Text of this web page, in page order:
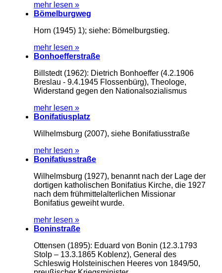
mehr lesen »
Bömelburgweg
Horn (1945) 1); siehe: Bömelburgstieg.
mehr lesen »
Bonhoefferstraße
Billstedt (1962): Dietrich Bonhoeffer (4.2.1906
Breslau - 9.4.1945 Flossenbürg), Theologe,
Widerstand gegen den Nationalsozialismus
mehr lesen »
Bonifatiusplatz
Wilhelmsburg (2007), siehe Bonifatiusstraße
mehr lesen »
Bonifatiusstraße
Wilhelmsburg (1927), benannt nach der Lage der
dortigen katholischen Bonifatius Kirche, die 1927
nach dem frühmittelalterlichen Missionar
Bonifatius geweiht wurde.
mehr lesen »
Boninstraße
Ottensen (1895): Eduard von Bonin (12.3.1793
Stolp – 13.3.1865 Koblenz), General des
Schleswig Holsteinischen Heeres von 1849/50,